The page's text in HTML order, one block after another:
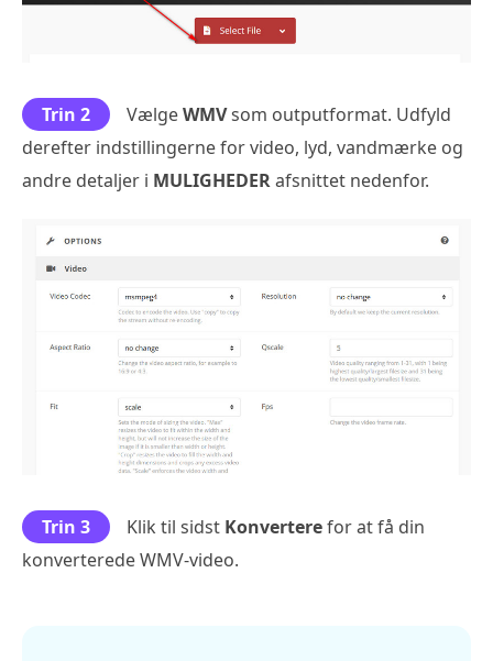
Trin 2 VælgeWMVsom outputformat. Udfyld
derefter indstillingerne for video, lyd, vandmærke og
andre detaljer i MULIGHEDERafsnittet nedenfor.
Trin 3 Klik til sidst Konverterefor at få din
konverterede WMV-video.